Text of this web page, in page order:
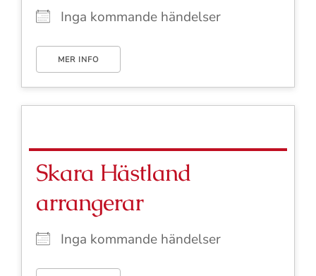
Inga kommande händelser
MER INFO
Skara Hästland
arrangerar
Inga kommande händelser